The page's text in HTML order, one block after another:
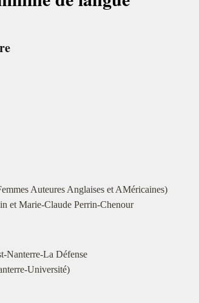
Auteures Anglaises et AMéricaines)
et Marie-Claude Perrin-Chenour
Nanterre-La Défense
Université)